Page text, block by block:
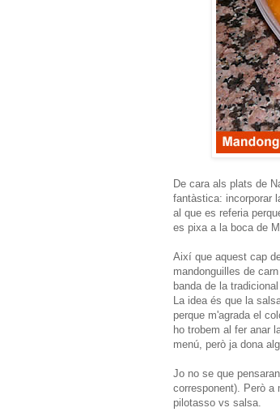
De cara als plats de
fantàstica: incorporar
al que es referia
es pixa a la boca de
Així que aquest cap
mandonguilles de
banda de la
La idea és que la
perque m'agrada el
ho trobem al fer anar
menú, però ja dona
Jo no se que
corresponent). Però a
pilotasso vs salsa.